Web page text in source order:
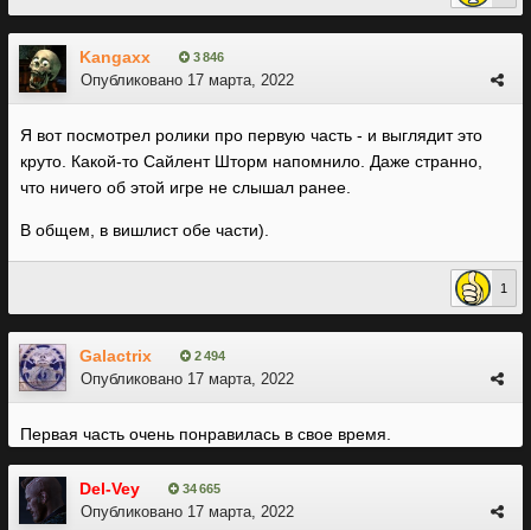
Kangaxx 3 846
Опубликовано 17 марта, 2022
Я вот посмотрел ролики про первую часть - и выглядит это
круто. Какой-то Сайлент Шторм напомнило. Даже странно,
что ничего об этой игре не слышал ранее.
В общем, в вишлист обе части).
1
Galactrix 2 494
Опубликовано 17 марта, 2022
Первая часть очень понравилась в свое время.
Del-Vey 34 665
Опубликовано 17 марта, 2022